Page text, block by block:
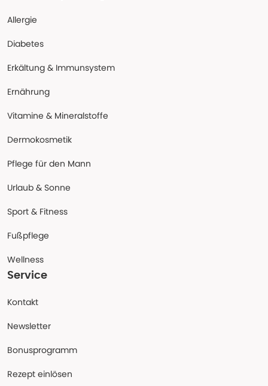
Allergie
Diabetes
Erkältung & Immunsystem
Ernährung
Vitamine & Mineralstoffe
Dermokosmetik
Pflege für den Mann
Urlaub & Sonne
Sport & Fitness
Fußpflege
Wellness
Service
Kontakt
Newsletter
Bonusprogramm
Rezept einlösen